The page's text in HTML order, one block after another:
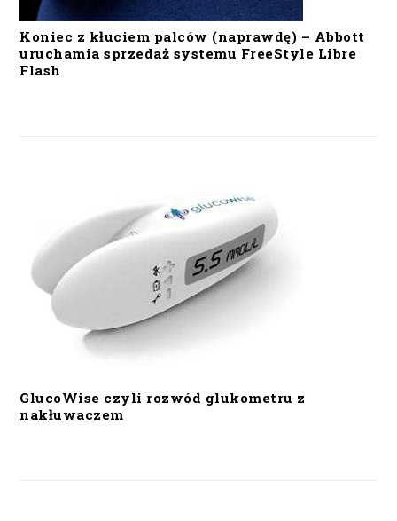
Koniec z kłuciem palców (naprawdę) – Abbott
uruchamia sprzedaż systemu FreeStyle Libre
Flash
GlucoWise czyli rozwód glukometru z
nakłuwaczem